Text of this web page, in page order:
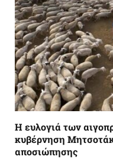
Η ευλογιά των
κυβέρνηση
αποσιώπησης